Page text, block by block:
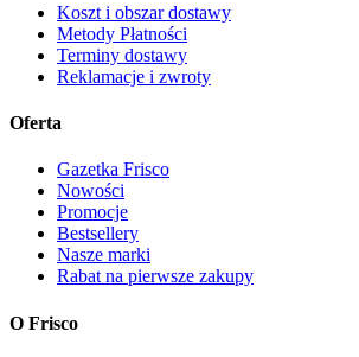
Koszt i obszar dostawy
Metody Płatności
Terminy dostawy
Reklamacje i zwroty
Oferta
Gazetka Frisco
Nowości
Promocje
Bestsellery
Nasze marki
Rabat na pierwsze zakupy
O Frisco